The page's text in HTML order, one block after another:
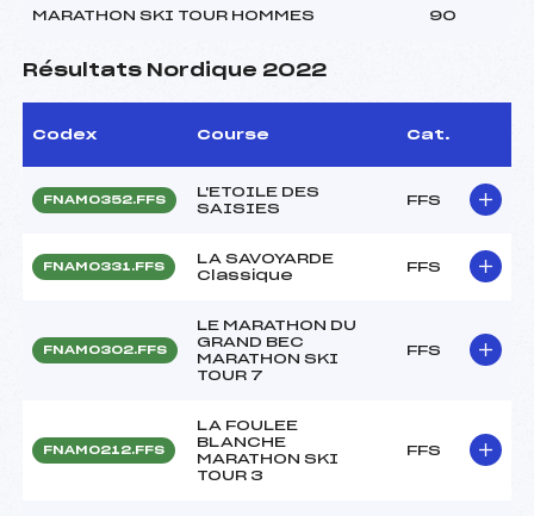
MARATHON SKI TOUR HOMMES 90
Résultats Nordique 2022
Codex Course Cat.
FNAM0352.FFS
L'ETOILE DES
SAISIES
FFS
FNAM0331.FFS
LA SAVOYARDE
Classique
FFS
FNAM0302.FFS
LE MARATHON DU
GRAND BEC
MARATHON SKI
TOUR 7
FFS
FNAM0212.FFS
LA FOULEE
BLANCHE
MARATHON SKI
TOUR 3
FFS